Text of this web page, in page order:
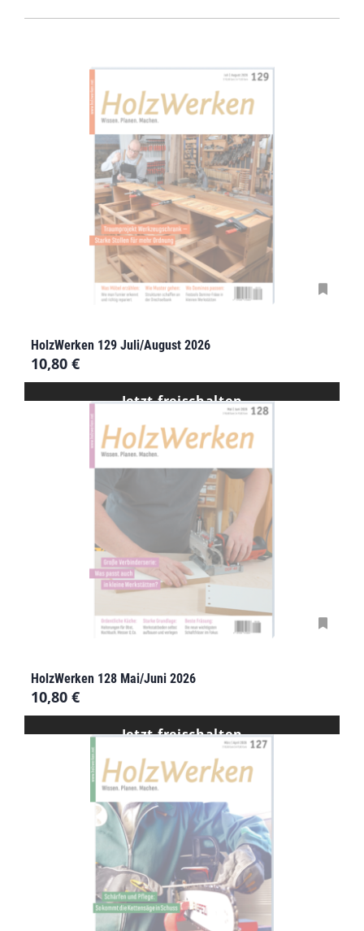
HolzWerken 129 Juli/August 2026
10,80 €
Jetzt freischalten
HolzWerken 128 Mai/Juni 2026
10,80 €
Jetzt freischalten